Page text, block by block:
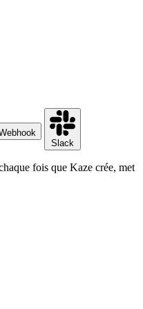
Slack
fois que Kaze crée, met